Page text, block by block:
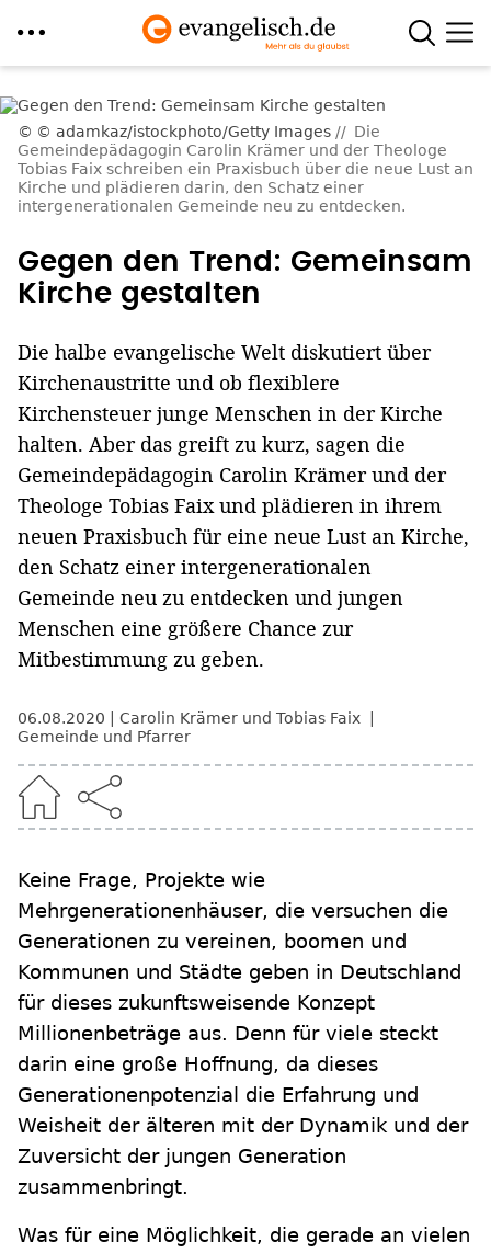
zum
Inhalt© adamkaz/istockphoto/Getty Images
Die
Gemeindepädagogin Carolin Krämer und der Theologe
Tobias Faix schreiben ein Praxisbuch über die neue Lust an
Kirche und plädieren darin, den Schatz einer
intergenerationalen Gemeinde neu zu entdecken.
Gegen den Trend: Gemeinsam
Kirche gestalten
Die halbe evangelische Welt diskutiert über
Kirchenaustritte und ob flexiblere
Kirchensteuer junge Menschen in der Kirche
halten. Aber das greift zu kurz, sagen die
Gemeindepädagogin Carolin Krämer und der
Theologe Tobias Faix und plädieren in ihrem
neuen Praxisbuch für eine neue Lust an Kirche,
den Schatz einer intergenerationalen
Gemeinde neu zu entdecken und jungen
Menschen eine größere Chance zur
Mitbestimmung zu geben.
06.08.2020
Carolin Krämer und Tobias Faix
Gemeinde und Pfarrer
Keine Frage, Projekte wie
Mehrgenerationenhäuser, die versuchen die
Generationen zu vereinen, boomen und
Kommunen und Städte geben in Deutschland
für dieses zukunftsweisende Konzept
Millionenbeträge aus. Denn für viele steckt
darin eine große Hoffnung, da dieses
Generationenpotenzial die Erfahrung und
Weisheit der älteren mit der Dynamik und der
Zuversicht der jungen Generation
zusammenbringt.
Was für eine Möglichkeit, die gerade an vielen